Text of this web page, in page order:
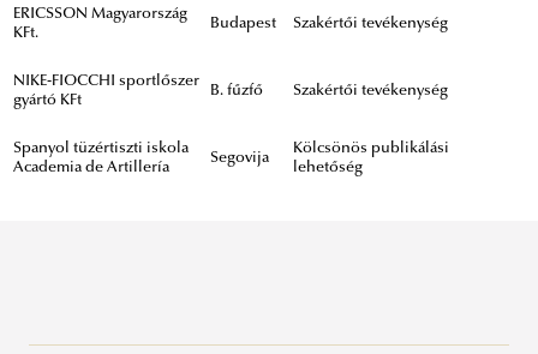
ERICSSON Magyarország
KFt.
Budapest Szakértői tevékenység
NIKE-FIOCCHI sportlőszer
gyártó KFt
B. fűzfő Szakértői tevékenység
Spanyol tüzértiszti iskola
Academia de Artillería
Segovija
Kölcsönös publikálási
lehetőség